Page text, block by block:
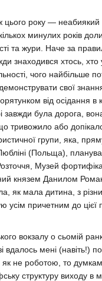
року — неабиякий
минулих років
та жури. Наче за
знаходився хтось, хто
чого найбільше
свої
від осідання в
була дорога,
тривожило або
групи, яка,
(Польща),
Музей
князем Данилом
як мала дитина, з
усім причетним до цієї
вокзалу о сьомій
вдалось мені (навіть!)
не роботою, то
структуру виходу в